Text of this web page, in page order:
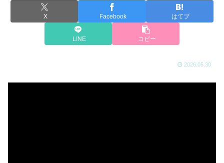
X Facebook はてブ
LINE コピー
2026.05.30